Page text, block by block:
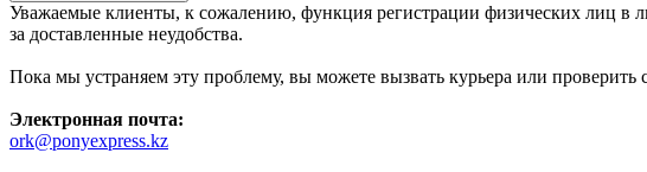
Уважаемые клиенты, к сожалению, функция регистрации физических лиц в
за доставленные неудобства.
Пока мы устраняем эту проблему, вы можете вызвать курьера или
Электронная почта:
ork@ponyexpress.kz